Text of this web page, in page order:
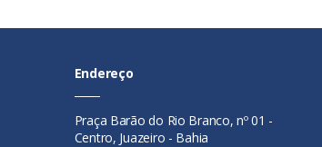
Endereço
Praça Barão do Rio Branco, nº 01 -
Centro, Juazeiro - Bahia